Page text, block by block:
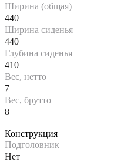
Ширина (общая)
440
Ширина сиденья
440
Глубина сиденья
410
Вес, нетто
7
Вес, брутто
8
Конструкция
Подголовник
Нет